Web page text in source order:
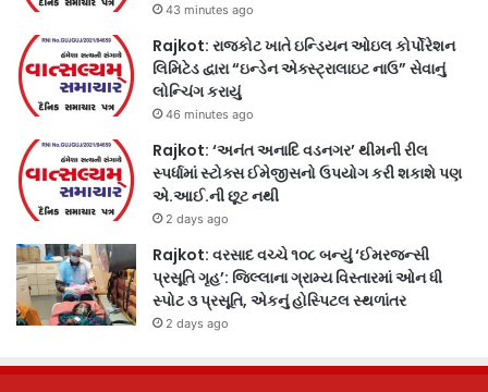
43 minutes ago
Rajkot: રાજકોટ ખાતે ઇન્ડિયન ઓઇલ કોર્પોરેશન
લિમિટેડ દ્વારા “ઇન્ડેન એક્સ્ટ્રાલાઇટ નાઉ” સેવાનું
લોન્ચિંગ કરાયું
46 minutes ago
Rajkot: ‘અનંત અનાદિ વડનગર’ થીમની રીલ
સ્પર્ધામાં સ્ટોક્સ ઈમેજીસનો ઉપયોગ કરી શકાશે પણ
એ.આઈ.ની છૂટ નથી
2 days ago
Rajkot: વરસાદ વચ્ચે ૧૦૮ બન્યું ‘ઈમરજન્સી
પ્રસૂતિ ગૃહ’: જિલ્લાના ગ્રામ્ય વિસ્તારમાં ઓન ધી
સ્પોટ ૩ પ્રસૂતિ, એકનું હોસ્પિટલ સ્થળાંતર
2 days ago